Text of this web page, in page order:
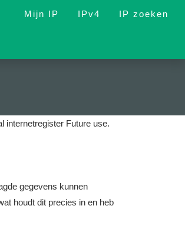
Mijn IP IPv4 IP zoeken
internetregister Future use.
gegevens kunnen
houdt dit precies in en heb